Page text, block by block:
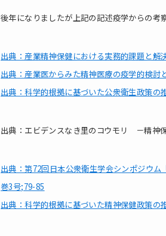
後年になりましたが上記の記述疫学からの考察
出典：産業精神保健における実務的課題と解
出典：産業医からみた精神医療の疫学的検討
出典：科学的根拠に基づいた公衆衛生政策
出典：エビデンスなき里のコウモリ －精神
出典：第72回日本公衆衛生学会シンポジウ
巻3号;79-85
出典：科学的根拠に基づいた精神保健政策の